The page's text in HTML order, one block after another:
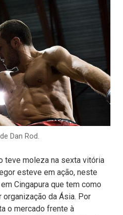
Dan Rod.
teve moleza na sexta vitória
esteve em ação, neste
Cingapura que tem como
da Ásia. Por
o mercado frente à